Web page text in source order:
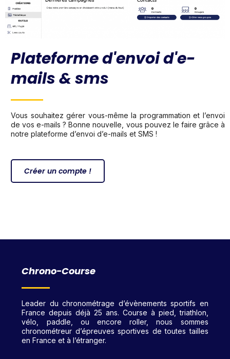
Plateforme d'envoi d'e-
mails & sms
Vous souhaitez gérer vous-même la programmation et l’envoi
de vos e-mails ? Bonne nouvelle, vous pouvez le faire grâce à
notre plateforme d’envoi d’e-mails et SMS !
Créer un compte !
Chrono-Course
Leader du chronométrage d’évènements sportifs en
France depuis déjà 25 ans. Course à pied, triathlon,
vélo, paddle, ou encore roller, nous sommes
chronométreur d’épreuves sportives de toutes tailles
en France et à l’étranger.